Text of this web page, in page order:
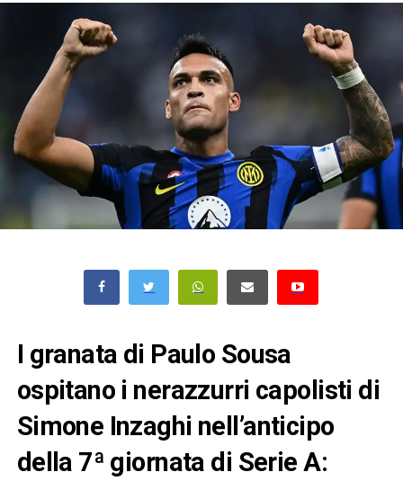
I granata di Paulo Sousa
ospitano i nerazzurri capolisti di
Simone Inzaghi nell’anticipo
della 7ª giornata di Serie A: